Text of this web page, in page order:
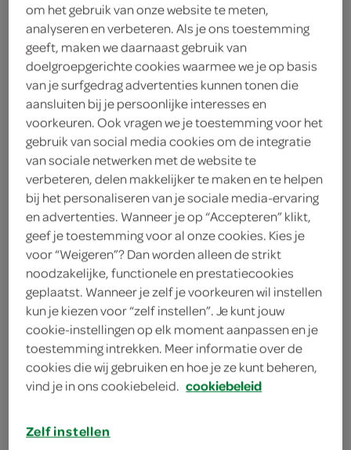
1 eetlepel kaneelpoeder
4 eetlepels rietsuiker
frituurolie
1 pot jam
2 eiwitten
3 eieren
65 gram boter
50 gram suiker
50 milliliter melk
12 gram gedroogde gist
om het gebruik van onze website te meten,
analyseren en verbeteren. Als je ons toestemming
geeft, maken we daarnaast gebruik van
doelgroepgerichte cookies waarmee we je op basis
van je surfgedrag advertenties kunnen tonen die
aansluiten bij je persoonlijke interesses en
voorkeuren. Ook vragen we je toestemming voor het
gebruik van social media cookies om de integratie
van sociale netwerken met de website te
verbeteren, delen makkelijker te maken en te helpen
bij het personaliseren van je sociale media-ervaring
en advertenties. Wanneer je op “Accepteren” klikt,
geef je toestemming voor al onze cookies. Kies je
voor “Weigeren”? Dan worden alleen de strikt
noodzakelijke, functionele en prestatiecookies
geplaatst. Wanneer je zelf je voorkeuren wil instellen
kun je kiezen voor “zelf instellen”. Je kunt jouw
cookie-instellingen op elk moment aanpassen en je
toestemming intrekken. Meer informatie over de
cookies die wij gebruiken en hoe je ze kunt beheren,
vind je in ons cookiebeleid. cookiebeleid
Zelf instellen